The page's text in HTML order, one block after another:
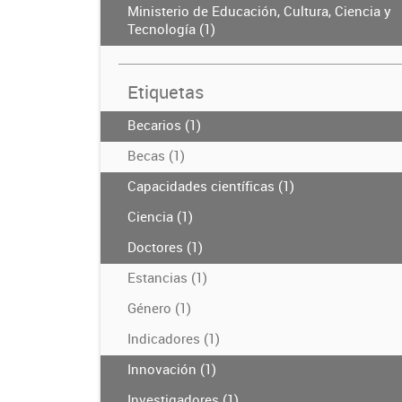
Ministerio de Educación, Cultura, Ciencia y
Tecnología (1)
Etiquetas
Becarios (1)
Becas (1)
Capacidades científicas (1)
Ciencia (1)
Doctores (1)
Estancias (1)
Género (1)
Indicadores (1)
Innovación (1)